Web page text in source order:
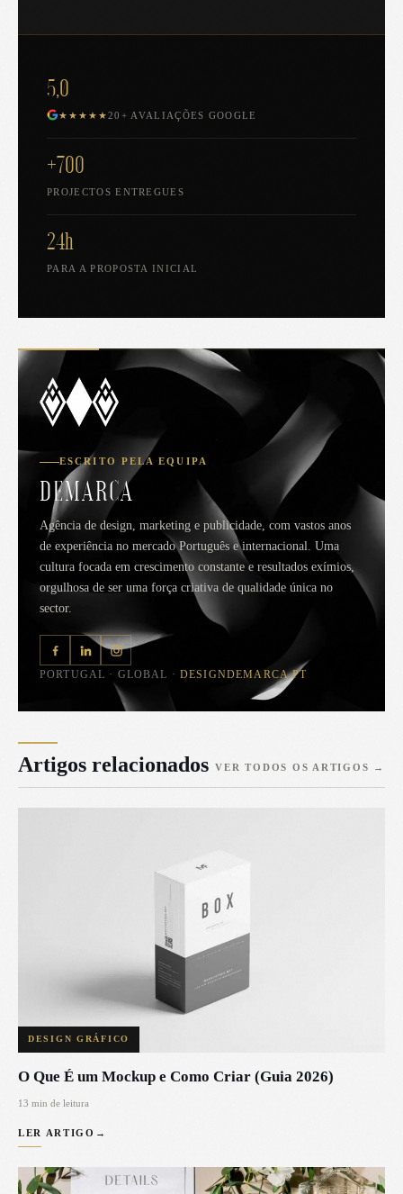
5,0
★★★★★20+ AVALIAÇÕES GOOGLE
+700
PROJECTOS ENTREGUES
24h
PARA A PROPOSTA INICIAL
ESCRITO PELA EQUIPA
DEMARCA
Agência de design, marketing e publicidade, com vastos anos
de experiência no mercado Português e internacional. Uma
cultura focada em crescimento constante e resultados exímios,
orgulhosa de ser uma força criativa de qualidade única no
sector.
PORTUGAL · GLOBAL · DESIGNDEMARCA.PT
Artigos relacionados VER TODOS OS ARTIGOS →
DESIGN GRÁFICO
O Que É um Mockup e Como Criar (Guia 2026)
13 min de leitura
LER ARTIGO →